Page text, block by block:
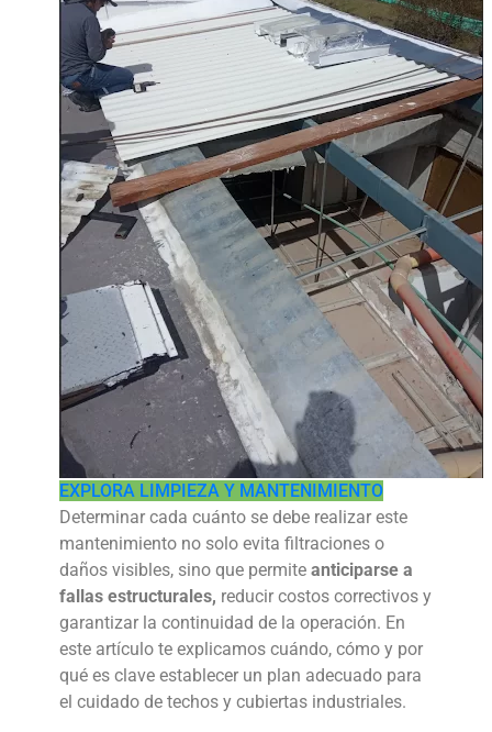
EXPLORA LIMPIEZA Y MANTENIMIENTO
Determinar cada cuánto se debe realizar este
mantenimiento no solo evita filtraciones o
daños visibles, sino que permite anticiparse a
fallas estructurales, reducir costos correctivos y
garantizar la continuidad de la operación. En
este artículo te explicamos cuándo, cómo y por
qué es clave establecer un plan adecuado para
el cuidado de techos y cubiertas industriales.